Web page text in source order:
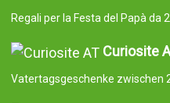
Regali per la Festa del Papà da
Curiosite
Vatertagsgeschenke zwischen